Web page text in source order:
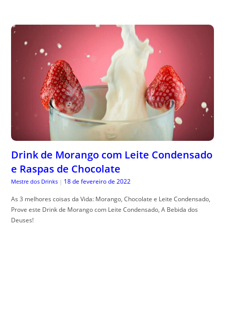
Drink de Morango com Leite Condensado
e Raspas de Chocolate
Mestre dos Drinks | 18 de fevereiro de 2022
As 3 melhores coisas da Vida: Morango, Chocolate e Leite Condensado,
Prove este Drink de Morango com Leite Condensado, A Bebida dos
Deuses!